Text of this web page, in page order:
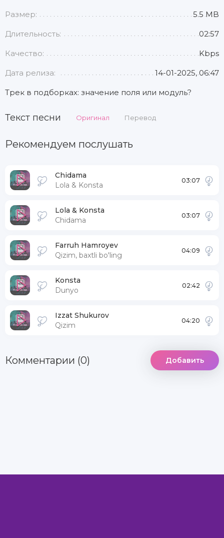
Размер: 5.5 MB
Длительность: 02:57
Качество: Kbps
Дата релиза: 14-01-2025, 06:47
Трек в подборках: значение поля или модуль?
Текст песни Оригинал Перевод
Рекомендуем послушать
Chidama
Lola & Konsta
03:07
Lola & Konsta
Chidama
03:07
Farruh Hamroyev
Qizim, baxtli bo'ling
04:09
Konsta
Dunyo
02:42
Izzat Shukurov
Qizim
04:20
Комментарии (0) Добавить